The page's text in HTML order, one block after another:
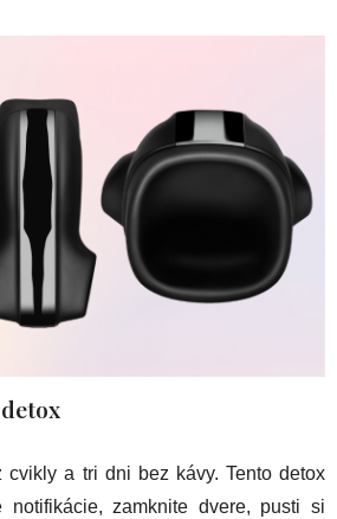
a tri dni bez kávy. Tento detox
notifikácie, zamknite dvere, pusti si